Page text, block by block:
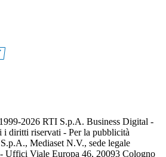
2026 RTI S.p.A. Business Digital -
i diritti riservati - Per la pubblicità
Mediaset N.V., sede legale
Uffici Viale Europa 46, 20093 Cologno